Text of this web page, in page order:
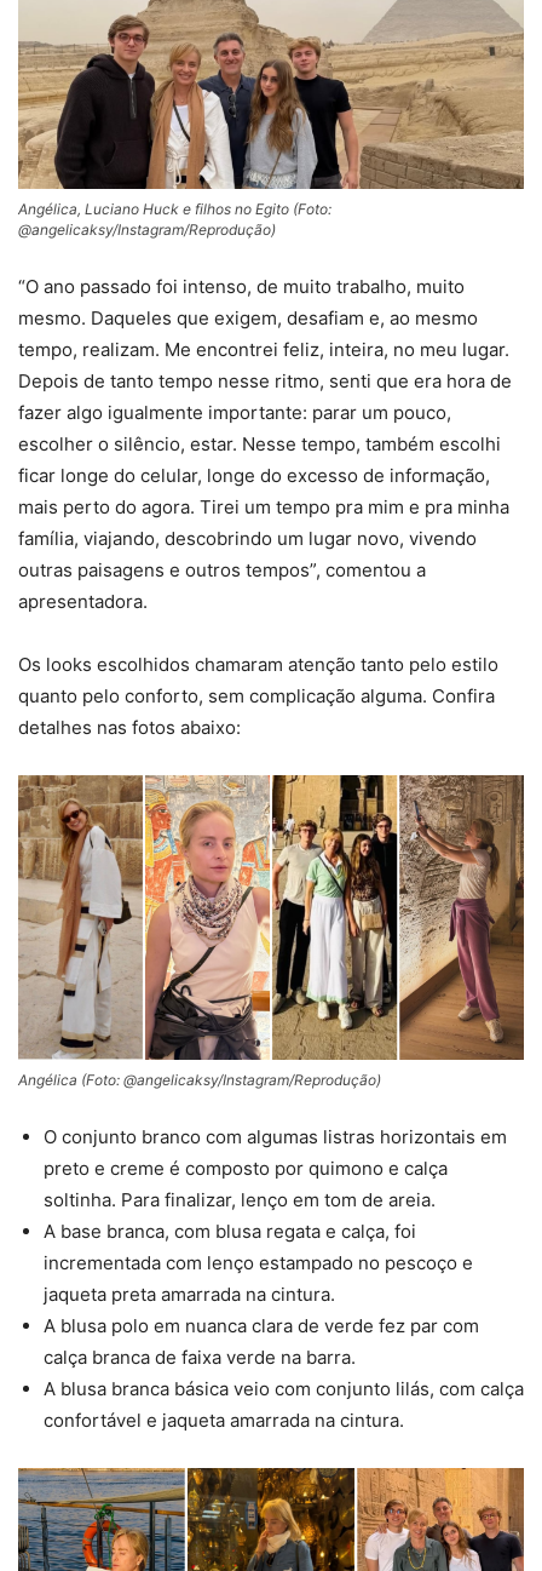
Angélica, Luciano Huck e filhos no Egito (Foto:
@angelicaksy/Instagram/Reprodução)
“O ano passado foi intenso, de muito trabalho, muito
mesmo. Daqueles que exigem, desafiam e, ao mesmo
tempo, realizam. Me encontrei feliz, inteira, no meu lugar.
Depois de tanto tempo nesse ritmo, senti que era hora de
fazer algo igualmente importante: parar um pouco,
escolher o silêncio, estar. Nesse tempo, também escolhi
ficar longe do celular, longe do excesso de informação,
mais perto do agora. Tirei um tempo pra mim e pra minha
família, viajando, descobrindo um lugar novo, vivendo
outras paisagens e outros tempos”, comentou a
apresentadora.
Os looks escolhidos chamaram atenção tanto pelo estilo
quanto pelo conforto, sem complicação alguma. Confira
detalhes nas fotos abaixo:
Angélica (Foto: @angelicaksy/Instagram/Reprodução)
O conjunto branco com algumas listras horizontais em
preto e creme é composto por quimono e calça
soltinha. Para finalizar, lenço em tom de areia.
A base branca, com blusa regata e calça, foi
incrementada com lenço estampado no pescoço e
jaqueta preta amarrada na cintura.
A blusa polo em nuanca clara de verde fez par com
calça branca de faixa verde na barra.
A blusa branca básica veio com conjunto lilás, com calça
confortável e jaqueta amarrada na cintura.